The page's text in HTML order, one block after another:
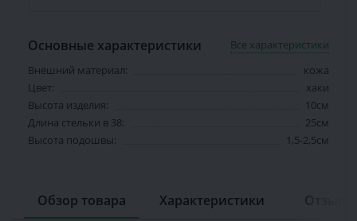
Основные характеристики
Все характеристики
Внешний материал:
кожа
Цвет:
хаки
Высота изделия:
10см
Длина стельки в 38:
25см
Высота подошвы:
1,5-2,5см
Обзор товара Характеристики